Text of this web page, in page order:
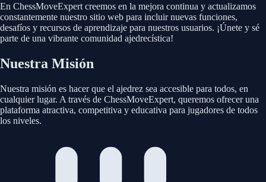
En ChessMoveExpert creemos en la mejora continua y actualizamos
constantemente nuestro sitio web para incluir nuevas funciones,
desafíos y recursos de aprendizaje para nuestros usuarios. ¡Únete y sé
parte de una vibrante comunidad ajedrecística!
Nuestra Misión
Nuestra misión es hacer que el ajedrez sea accesible para todos, en
cualquier lugar. A través de ChessMoveExpert, queremos ofrecer una
plataforma atractiva, competitiva y educativa para jugadores de todos
los niveles.